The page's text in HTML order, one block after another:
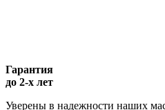
Гарантия
до 2-х лет
Уверены в надежности наших